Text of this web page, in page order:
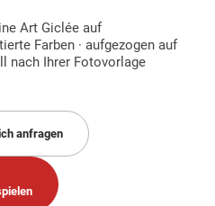
Art Giclée auf
Farben · aufgezogen auf
nach Ihrer Fotovorlage
anfragen